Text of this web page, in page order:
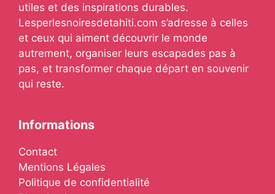
utiles et des inspirations durables.
Lesperlesnoiresdetahiti.com s’adresse à celles
et ceux qui aiment découvrir le monde
autrement, organiser leurs escapades pas à
pas, et transformer chaque départ en souvenir
qui reste.
Informations
Contact
Mentions Légales
Politique de confidentialité